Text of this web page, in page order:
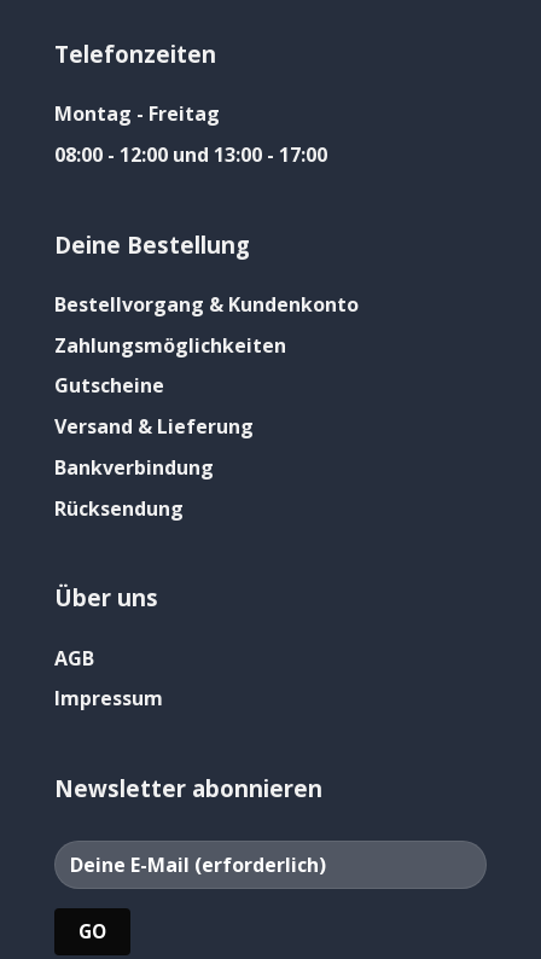
Telefonzeiten
Montag - Freitag
08:00 - 12:00 und 13:00 - 17:00
Deine Bestellung
Bestellvorgang & Kundenkonto
Zahlungsmöglichkeiten
Gutscheine
Versand & Lieferung
Bankverbindung
Rücksendung
Über uns
AGB
Impressum
Newsletter abonnieren